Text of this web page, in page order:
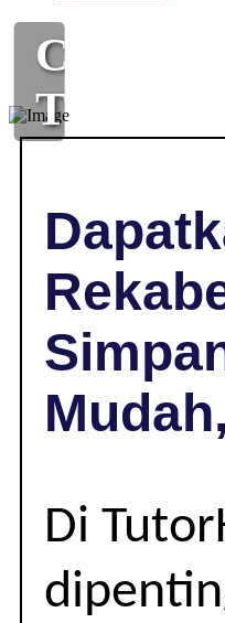
CIKGU
TUISYEN
DAN
(RBT)
DI
NEGERI
Di